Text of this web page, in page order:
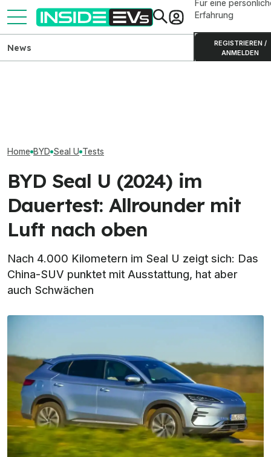
Für eine
Erfahrung
REGISTRIEREN /
ANMELDEN
News
Home BYD Seal U Tests
BYD Seal U (2024) im
Dauertest: Allrounder mit
Luft nach oben
Nach 4.000 Kilometern im Seal U zeigt sich: Das
China-SUV punktet mit Ausstattung, hat aber
auch Schwächen